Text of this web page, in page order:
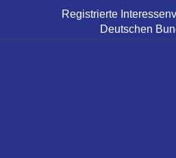
Registrierte
Deutschen